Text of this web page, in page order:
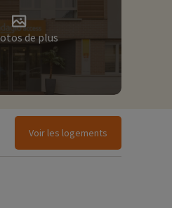
de plus
Voir les logements